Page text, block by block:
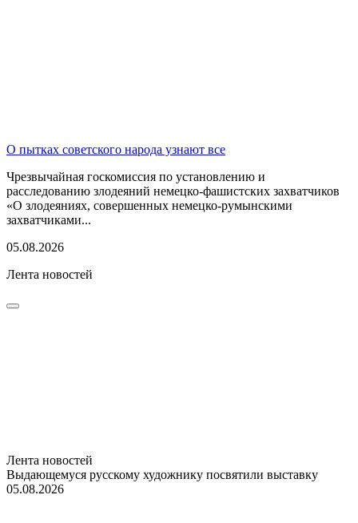
О пытках советского народа узнают все
Чрезвычайная госкомиссия по установлению и
расследованию злодеяний немецко-фашистских захватчиков
«О злодеяниях, совершенных немецко-румынскими
захватчиками...
05.08.2026
Лента новостей
Лента новостей
Выдающемуся русскому художнику посвятили выставку
05.08.2026